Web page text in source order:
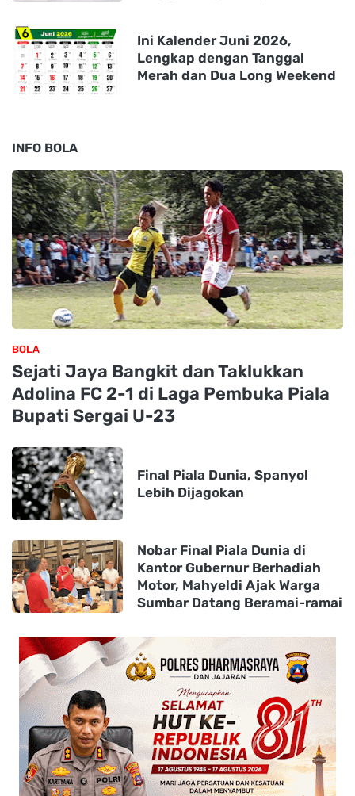
Ini Kalender Juni 2026,
Lengkap dengan Tanggal
Merah dan Dua Long Weekend
INFO BOLA
BOLA
Sejati Jaya Bangkit dan Taklukkan
Adolina FC 2-1 di Laga Pembuka Piala
Bupati Sergai U-23
Final Piala Dunia, Spanyol
Lebih Dijagokan
Nobar Final Piala Dunia di
Kantor Gubernur Berhadiah
Motor, Mahyeldi Ajak Warga
Sumbar Datang Beramai-ramai